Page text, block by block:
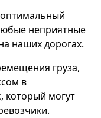
неприятные
наших дорогах.
груза,
в
который могут